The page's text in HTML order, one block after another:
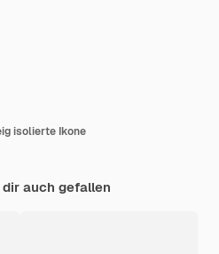
isolierte Ikone
auch gefallen